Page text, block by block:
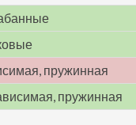
пружинная
пружинная